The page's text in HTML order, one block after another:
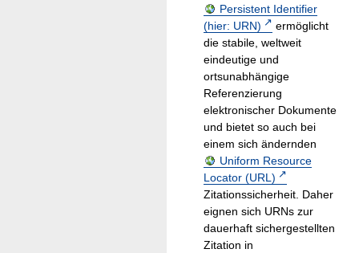
Persistent Identifier
(hier: URN)
ermöglicht
die stabile, weltweit
eindeutige und
ortsunabhängige
Referenzierung
elektronischer Dokumente
und bietet so auch bei
einem sich ändernden
Uniform Resource
Locator (URL)
Zitationssicherheit. Daher
eignen sich URNs zur
dauerhaft sichergestellten
Zitation in